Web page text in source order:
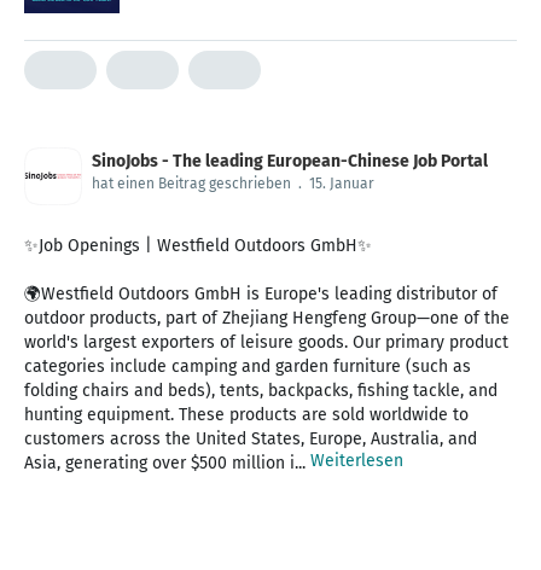
SinoJobs - The leading European-Chinese Job Portal
hat einen Beitrag geschrieben . 15. Januar
✨Job Openings | Westfield Outdoors GmbH✨
🌍Westfield Outdoors GmbH is Europe's leading distributor of
outdoor products, part of Zhejiang Hengfeng Group—one of the
world's largest exporters of leisure goods. Our primary product
categories include camping and garden furniture (such as
folding chairs and beds), tents, backpacks, fishing tackle, and
hunting equipment. These products are sold worldwide to
customers across the United States, Europe, Australia, and
Asia, generating over $500 million i... Weiterlesen